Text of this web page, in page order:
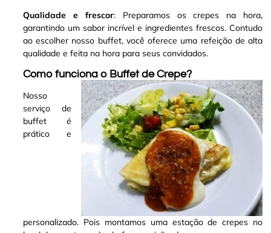
Qualidade e frescor: Preparamos os crepes na hora,
garantindo um sabor incrível e ingredientes frescos. Contudo
ao escolher nosso buffet, você oferece uma refeição de alta
qualidade e feita na hora para seus convidados.
Como funciona o Buffet de Crepe?
Nosso
serviço de
buffet é
prático e
personalizado. Pois montamos uma estação de crepes no